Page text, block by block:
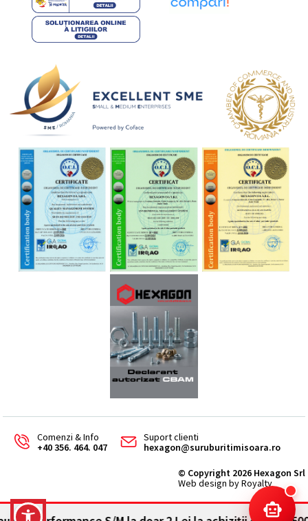
Comenzi & Info
+40 356. 464. 047
Suport clienti
hexagon@suruburitimisoara.ro
© Copyright 2026 Hexagon Srl
Web design by Royalty